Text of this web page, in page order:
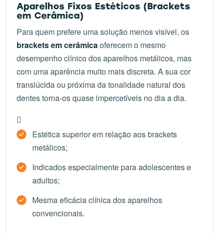
Aparelhos Fixos Estéticos (Brackets
em Cerâmica)
Para quem prefere uma solução menos visível, os
brackets em cerâmicaoferecem o mesmo
desempenho clínico dos aparelhos metálicos, mas
com uma aparência muito mais discreta. A sua cor
translúcida ou próxima da tonalidade natural dos
dentes torna-os quase impercetíveis no dia a dia.
Estética superior em relação aos brackets
metálicos;
Indicados especialmente para adolescentes e
adultos;
Mesma eficácia clínica dos aparelhos
convencionais.